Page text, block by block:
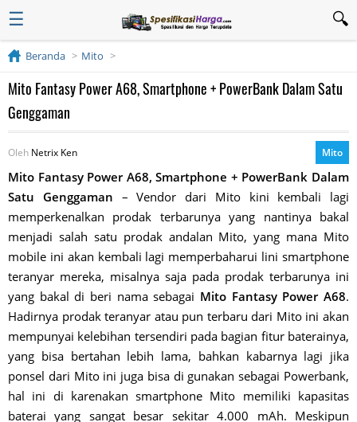
☰
Beranda Mito
Mito Fantasy Power A68, Smartphone + PowerBank Dalam Satu
Genggaman
Oleh Netrix Ken Mito
Mito Fantasy Power A68, Smartphone + PowerBank Dalam
Satu Genggaman – Vendor dari Mito kini kembali lagi
memperkenalkan prodak terbarunya yang nantinya bakal
menjadi salah satu prodak andalan Mito, yang mana Mito
mobile ini akan kembali lagi memperbaharui lini smartphone
teranyar mereka, misalnya saja pada prodak terbarunya ini
yang bakal di beri nama sebagai Mito Fantasy Power A68.
Hadirnya prodak teranyar atau pun terbaru dari Mito ini akan
mempunyai kelebihan tersendiri pada bagian fitur baterainya,
yang bisa bertahan lebih lama, bahkan kabarnya lagi jika
ponsel dari Mito ini juga bisa di gunakan sebagai Powerbank,
hal ini di karenakan smartphone Mito memiliki kapasitas
baterai yang sangat besar sekitar 4.000 mAh. Meskipun